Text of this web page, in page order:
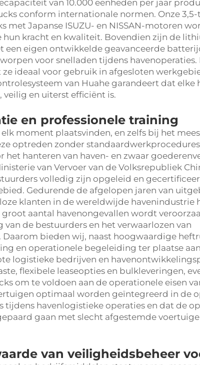
van 10.000 eenheden per jaar
conform internationale normen. Onze
met Japanse ISUZU- en NISSAN-motoren
hun kracht en kwaliteit. Bovendien zijn de
een eigen ontwikkelde geavanceerde
voor snelladen tijdens
ze ideaal voor gebruik in afgesloten
van Huahe garandeert dat elke
en uiterst efficiënt is.
en professionele training
moment plaatsvinden, en zelfs bij het
optreden zonder
het hanteren van haven- en zwaar
van Vervoer van de Volksrepubliek
volledig zijn opgeleid en
Gedurende de afgelopen jaren van
klanten in de wereldwijde havenindustrie
aantal havenongevallen wordt
de bestuurders en het verwaarlozen van
bieden wij, naast hoogwaardige
en operationele begeleiding ter plaatse
logistieke bedrijven en
flexibele leaseopties en bulkleveringen,
om te voldoen aan de operationele eisen
optimaal worden geïntegreerd in de
tijdens havenlogistieke operaties en dat de
gaan met slecht afgestemde
van veiligheidsbeheer